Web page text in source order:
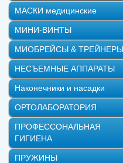
МАСКИ медицинские
МИНИ-ВИНТЫ
МИОБРЕЙСЫ & ТРЕЙНЕРЫ
НЕСЪЕМНЫЕ АППАРАТЫ
Наконечники и насадки
ОРТОЛАБОРАТОРИЯ
ПРОФЕССОНАЛЬНАЯ
ГИГИЕНА
ПРУЖИНЫ